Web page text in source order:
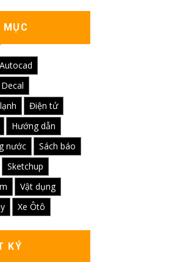
MỤC
Autocad
Decal
Điện tử
Hướng dẫn
nước
Sách báo
Sketchup
Vật dụng
Xe Ôtô
KÝ